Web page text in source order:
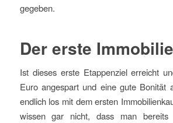
gegeben.
Der erste
Ist dieses erste Etappenziel erreicht
Euro angespart und eine gute Bonität
endlich los mit dem ersten
wissen gar nicht, dass man